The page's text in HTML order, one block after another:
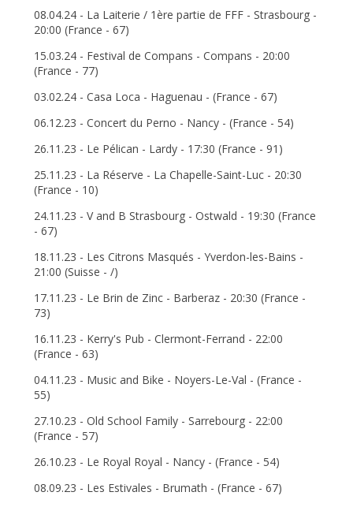
08.04.24 - La Laiterie / 1ère partie de FFF - Strasbourg -
20:00 (France - 67)
15.03.24 - Festival de Compans - Compans - 20:00
(France - 77)
03.02.24 - Casa Loca - Haguenau - (France - 67)
06.12.23 - Concert du Perno - Nancy - (France - 54)
26.11.23 - Le Pélican - Lardy - 17:30 (France - 91)
25.11.23 - La Réserve - La Chapelle-Saint-Luc - 20:30
(France - 10)
24.11.23 - V and B Strasbourg - Ostwald - 19:30 (France
- 67)
18.11.23 - Les Citrons Masqués - Yverdon-les-Bains -
21:00 (Suisse - /)
17.11.23 - Le Brin de Zinc - Barberaz - 20:30 (France -
73)
16.11.23 - Kerry's Pub - Clermont-Ferrand - 22:00
(France - 63)
04.11.23 - Music and Bike - Noyers-Le-Val - (France -
55)
27.10.23 - Old School Family - Sarrebourg - 22:00
(France - 57)
26.10.23 - Le Royal Royal - Nancy - (France - 54)
08.09.23 - Les Estivales - Brumath - (France - 67)